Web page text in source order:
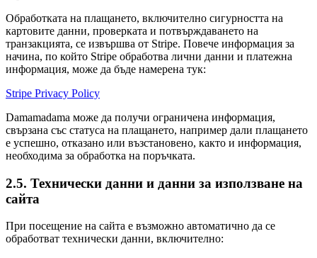
Обработката на плащането, включително сигурността на
картовите данни, проверката и потвърждаването на
транзакцията, се извършва от Stripe. Повече информация за
начина, по който Stripe обработва лични данни и платежна
информация, може да бъде намерена тук:
Stripe Privacy Policy
Damamadama може да получи ограничена информация,
свързана със статуса на плащането, например дали плащането
е успешно, отказано или възстановено, както и информация,
необходима за обработка на поръчката.
2.5. Технически данни и данни за използване на
сайта
При посещение на сайта е възможно автоматично да се
обработват технически данни, включително: